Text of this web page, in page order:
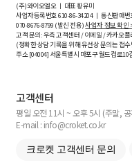
(주)와이오엘오 ㅣ 대표 황유미
사업자등록번호610-86-34204ㅣ 통신판매번
070-8676-8799 (발신 전용)사업자 정보 확인
고객 문의: 우측 고객센터 / 이메일 / 카카오
(정확한 상담 기록을 위해 유선상 문의는 접
주소 [04004] 서울특별시 마포구 월드컵로10
고객센터
평일 오전 11시 ~ 오후 5시 (주말,
E-mail : info@croket.co.kr
크로켓 고객센터 문의